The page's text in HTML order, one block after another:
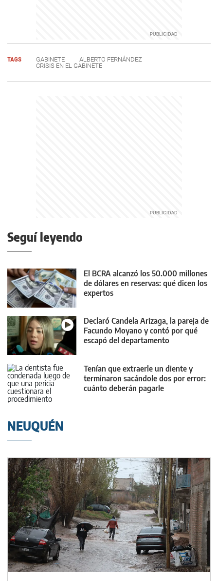
TAGS GABINETE
ALBERTO FERNÁNDEZ
CRISIS EN EL GABINETE
Seguí leyendo
El BCRA alcanzó los 50.000 millones
de dólares en reservas: qué dicen los
expertos
Declaró Candela Arizaga, la pareja de
Facundo Moyano y contó por qué
escapó del departamento
Tenían que extraerle un diente y
terminaron sacándole dos por error:
cuánto deberán pagarle
NEUQUÉN